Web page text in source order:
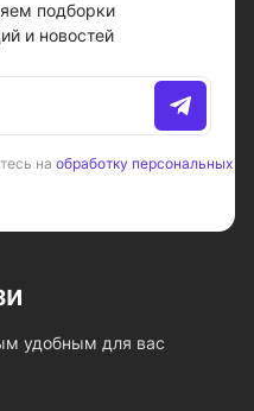
подборки
и новостей
на обработку персональных
удобным для вас